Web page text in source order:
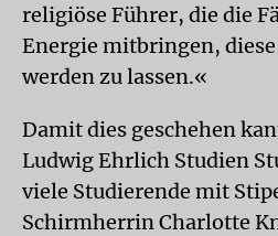
religiöse Führer, die die
Energie mitbringen,
werden zu lassen.«
Damit dies geschehen
Ludwig Ehrlich Studien
viele Studierende mit
Schirmherrin Charlotte